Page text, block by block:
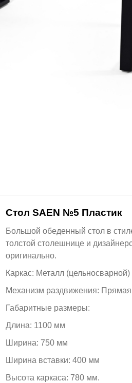
Стол SAEN №5 Пластик
Большой обеденный стол в
толстой столешнице и
оригинально.
Каркас: Металл (цельносварной)
Механизм раздвижения: Прямая
Габаритные размеры:
Длина: 1100 мм
Ширина: 750 мм
Ширина вставки: 400 мм
Высота каркаса: 780 мм.